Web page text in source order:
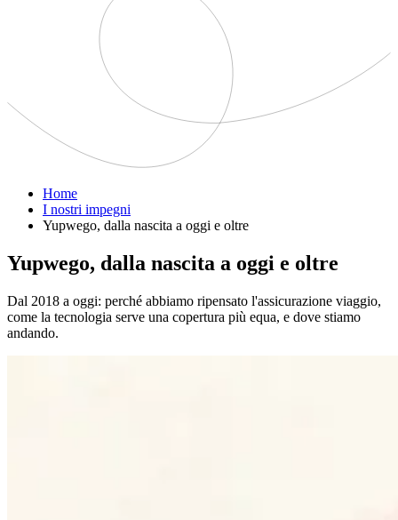
Home
I nostri impegni
Yupwego, dalla nascita a oggi e oltre
Yupwego, dalla nascita a oggi e oltre
Dal 2018 a oggi: perché abbiamo ripensato l'assicurazione viaggio,
come la tecnologia serve una copertura più equa, e dove stiamo
andando.